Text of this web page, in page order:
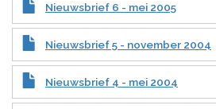
Nieuwsbrief 6 - mei 2005
Nieuwsbrief 5 - november 2004
Nieuwsbrief 4 - mei 2004